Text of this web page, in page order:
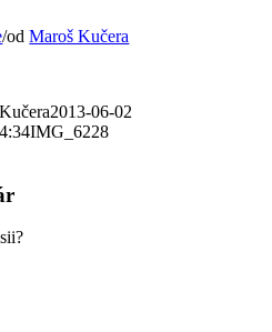
/odMaroš Kučera
2013-06-02
IMG_6228